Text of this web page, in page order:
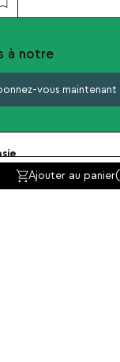
Ajouter au panier(
à notre
vous maintenant